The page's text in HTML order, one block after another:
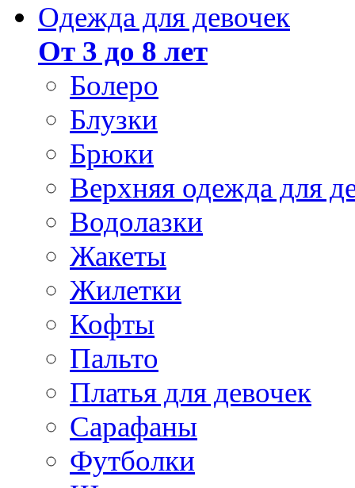
Одежда для девочек
От 3 до 8 лет
Болеро
Блузки
Брюки
Верхняя одежда для
Водолазки
Жакеты
Жилетки
Кофты
Пальто
Платья для девочек
Сарафаны
Футболки